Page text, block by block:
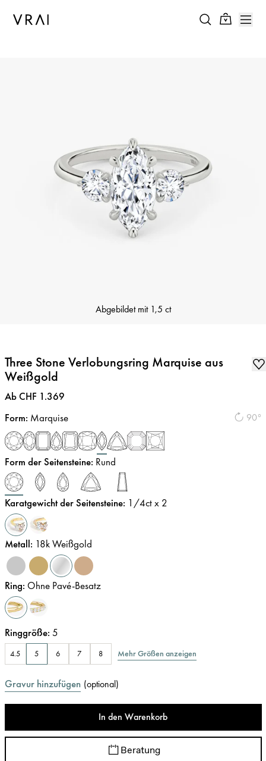
Abgebildet mit 1,5 ct
Three Stone Verlobungsring Marquise aus
Weißgold
Preis:
Ab CHF 1.369
90°
Form: Marquise
Form der Seitensteine: Rund
Karatgewicht der Seitensteine: 1/4ct x 2
Metall: 18k Weißgold
Ring: Ohne Pavé-Besatz
Ringgröße: 5
4.5 5 6 7 8 Mehr Größen anzeigen
Gravur hinzufügen (optional)
In den Warenkorb
Beratung